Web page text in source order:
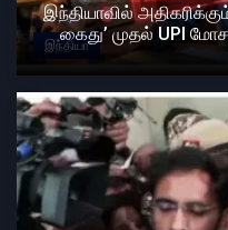
இந்தியா
இந்தியாவில்
கைது’ முதல் UPI